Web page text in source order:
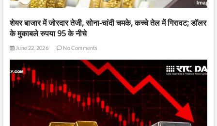
शेयर बाजार में जोरदार तेजी, सोना-चांदी चमके, कच्चे तेल में गिरावट; डॉलर
के मुकाबले रुपया 95 के नीचे
June 22, 2026 No Comments